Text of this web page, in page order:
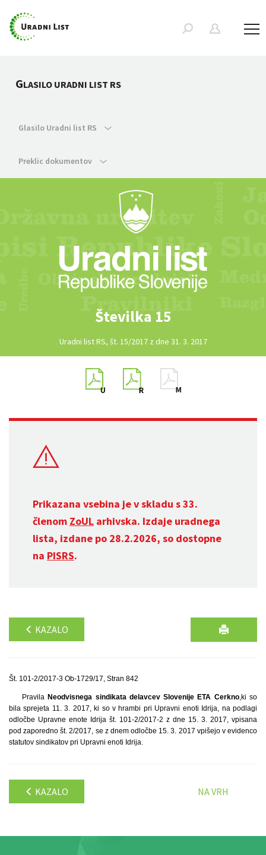
GLASILO URADNI LIST RS
Glasilo Uradni list RS
Preklic dokumentov
Številka 15
Uradni list RS, št. 15/2017 z dne 31. 3. 2017
Prikazana vsebina je v skladu s 33.
členom ZoUL arhivska. Izdaje uradnega
lista, izdane po 28.2.2026, so dostopne
na PISRS.
KAZALO
Št. 101-2/2017-3 Ob-1729/17, Stran 842
Pravila Neodvisnega sindikata delavcev Slovenije ETA Cerkno,ki so
bila sprejeta 11. 3. 2017, ki so v hrambi pri Upravni enoti Idrija, na podlagi
odločbe Upravne enote Idrija št. 101-2/2017-2 z dne 15. 3. 2017, vpisana
pod zaporedno št. 2/2017, se z dnem odločbe 15. 3. 2017 vpišejo v evidenco
statutov sindikatov pri Upravni enoti Idrija.
KAZALO NA VRH